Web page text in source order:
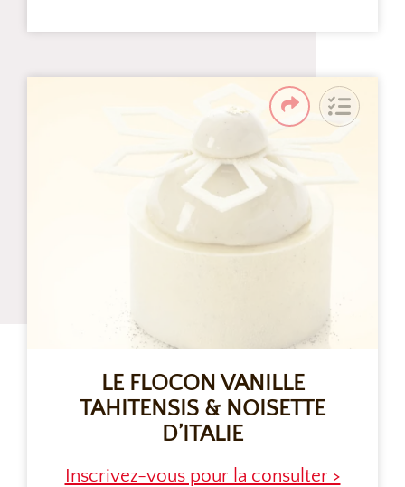
LE FLOCON VANILLE
TAHITENSIS & NOISETTE
D’ITALIE
Inscrivez-vous pour la consulter >